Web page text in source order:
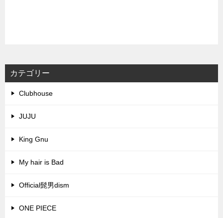
カテゴリー
Clubhouse
JUJU
King Gnu
My hair is Bad
Official髭男dism
ONE PIECE